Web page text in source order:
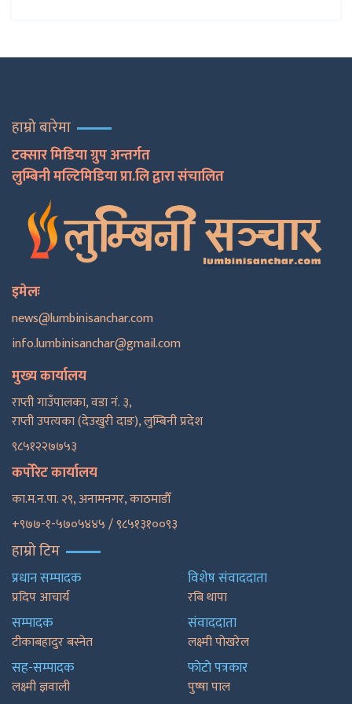
हाम्रो बारेमा
टक्सार मिडिया ग्रुप अन्तर्गत
लुम्बिनी मल्टिमिडिया प्रा.लि द्वारा संचालित
इमेलः
news@lumbinisanchar.com
info.lumbinisanchar@gmail.com
मुख्य कार्यालय
राप्ती गाउँपालका, वडा नं. ३,
राप्ती उपत्यका (देउखुरी दाङ), लुम्बिनी प्रदेश
९८५१२२७७५३
कर्पोरेट कार्यालय
का.म.न.पा. २९, अनामनगर, काठमाडाैँ
+९७७-१-५७०५४४५ / ९८५१३१००९३
हाम्रो टिम
प्रधान सम्पादक
प्रदिप आचार्य
सम्पादक
टीकाबहादुर बस्नेत
सह-सम्पादक
लक्ष्मी ज्ञवाली
विशेष संवाददाता
रबि थापा
संवाददाता
लक्ष्मी पोखरेल
फाेटाे पत्रकार
पुष्षा पाल